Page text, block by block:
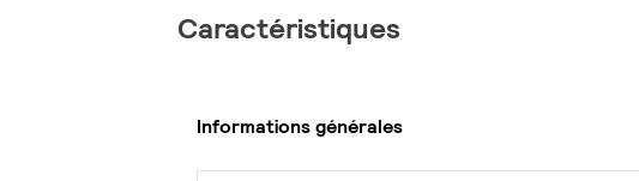
Caractéristiques
Informations générales